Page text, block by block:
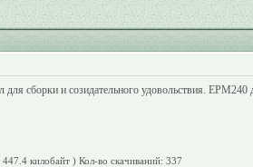
для сборки и созидательного удовольствия.
447.4 килобайт ) Кол-во скачиваний: 337